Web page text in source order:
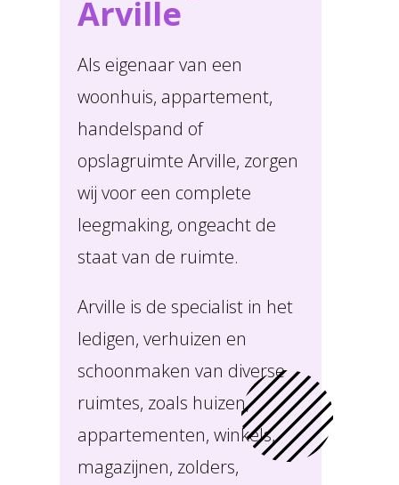
Arville
Als eigenaar van een
woonhuis, appartement,
handelspand of
opslagruimte Arville, zorgen
wij voor een complete
leegmaking, ongeacht de
staat van de ruimte.
Arville is de specialist in het
ledigen, verhuizen en
schoonmaken van diverse
ruimtes, zoals huizen,
appartementen, winkels,
magazijnen, zolders,